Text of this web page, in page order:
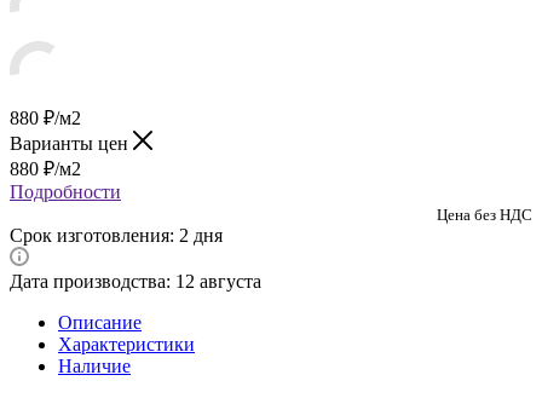
880 ₽/м2
Варианты цен
880 ₽/м2
Подробности
Цена без НДС
Срок изготовления: 2 дня
Дата производства: 12 августа
Описание
Характеристики
Наличие